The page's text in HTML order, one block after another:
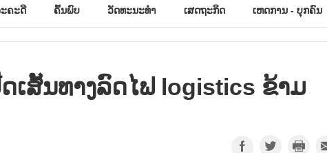
ຄະດີ ຄົ້ນພົບ ວັດທະນະທຳ ເສດຖະກິດ ເຫດການ - ບຸກຄົນ
ເສັ້ນທາງລົດໄຟ logistics ຂ້າມ